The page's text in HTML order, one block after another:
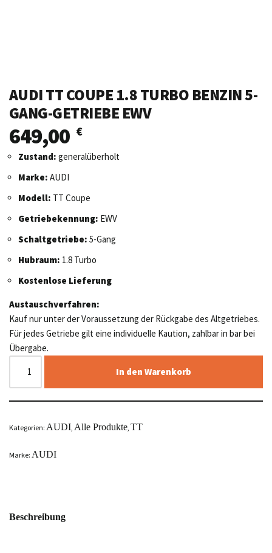
AUDI TT COUPE 1.8 TURBO BENZIN 5-
GANG-GETRIEBE EWV
649,00 €
Zustand: generalüberholt
Marke: AUDI
Modell: TT Coupe
Getriebekennung: EWV
Schaltgetriebe: 5-Gang
Hubraum: 1.8 Turbo
Kostenlose Lieferung
Austauschverfahren:
Kauf nur unter der Voraussetzung der Rückgabe des Altgetriebes.
Für jedes Getriebe gilt eine individuelle Kaution, zahlbar in bar bei
Übergabe.
In den Warenkorb
Kategorien: AUDI Alle Produkte TT
Marke: AUDI
Beschreibung